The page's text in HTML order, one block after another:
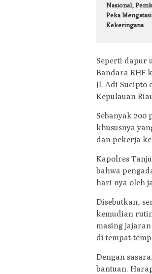
Nasional,
Peka
Kekeringana
Seperti dapur
Bandara RHF
Jl. Adi Sucipto
Kepulauan
Sebanyak
khususnya
dan pekerja
Kapolres
bahwa
hari nya oleh
Disebutkan,
kemudian
masing
di tempat-
Dengan
bantuan.